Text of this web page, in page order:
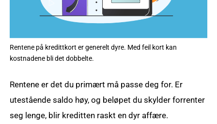
Rentene på kredittkort er generelt dyre. Med feil kort kan
kostnadene bli det dobbelte.
Rentene er det du primært må passe deg for. Er
utestående saldo høy, og beløpet du skylder forrenter
seg lenge, blir kreditten raskt en dyr affære.